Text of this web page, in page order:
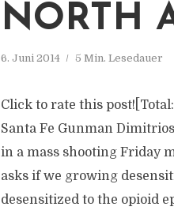
NORTH
6. Juni 2014 5 Min. Lesedauer
Click to rate this
Santa Fe Gunman
in a mass shooting Friday
asks if we growing
desensitized to the opioid